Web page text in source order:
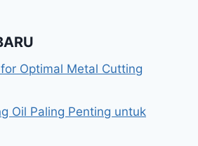
Optimal Metal Cutting
Oil Paling Penting untuk